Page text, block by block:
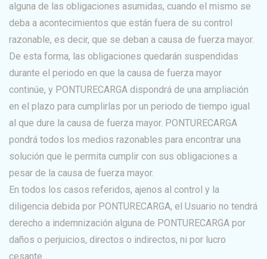
alguna de las obligaciones asumidas, cuando el mismo se
deba a acontecimientos que están fuera de su control
razonable, es decir, que se deban a causa de fuerza mayor.
De esta forma, las obligaciones quedarán suspendidas
durante el periodo en que la causa de fuerza mayor
continúe, y PONTURECARGA dispondrá de una ampliación
en el plazo para cumplirlas por un periodo de tiempo igual
al que dure la causa de fuerza mayor. PONTURECARGA
pondrá todos los medios razonables para encontrar una
solución que le permita cumplir con sus obligaciones a
pesar de la causa de fuerza mayor.
En todos los casos referidos, ajenos al control y la
diligencia debida por PONTURECARGA, el Usuario no tendrá
derecho a indemnización alguna de PONTURECARGA por
daños o perjuicios, directos o indirectos, ni por lucro
cesante.